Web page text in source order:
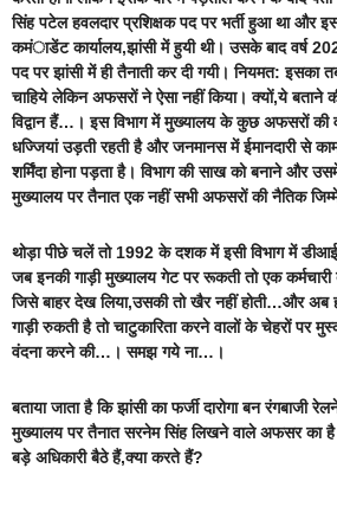
सिंह पटेल हवलदार प्रशिक्षक पद पर भर्ती हुआ था और
कमंाडेंट कार्यालय,झांसी में हुयी थी। उसके बाद वर्ष
पद पर झांसी में ही तैनाती कर दी गयी। नियमत: इसका
चाहिये लेकिन अफसरों ने ऐसा नहीं किया। क्यों,ये
विद्वान हैं…। इस विभाग में मुख्यालय के कुछ अफसरों की
धज्जियां उड़ती रहती है और जनमानस में ईमानदारी से
शर्मिंदा होना पड़ता है। विभाग की साख को बनाने और
मुख्यालय पर तैनात एक नहीं सभी अफसरों की नैतिक
थोड़ा पीछे चलें तो 1992 के दशक में इसी विभाग में
जब इनकी गाड़ी मुख्यालय गेट पर रूकती तो एक कर्मचारी
जिसे बाहर देख लिया,उसकी तो खैर नहीं होती…और अब
गाड़ी रुकती है तो चाटुकारिता करने वालों के चेहरों पर
वंदना करने की…। समझ गये ना…।
बताया जाता है कि झांसी का फर्जी दारोगा बन रंगबाजी
मुख्यालय पर तैनात सरनेम सिंह लिखने वाले अफसर का
बड़े अधिकारी बैठे हैं,क्या करते हैं?